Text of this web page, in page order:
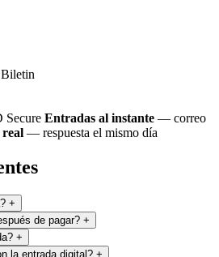
Secure Entradas al instante — correo
real — respuesta el mismo día
+
de pagar? +
+
la entrada digital? +